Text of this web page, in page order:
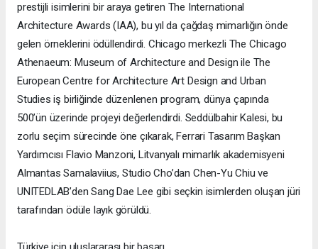
prestijli isimlerini bir araya getiren The International
Architecture Awards (IAA), bu yıl da çağdaş mimarlığın önde
gelen örneklerini ödüllendirdi. Chicago merkezli The Chicago
Athenaeum: Museum of Architecture and Design ile The
European Centre for Architecture Art Design and Urban
Studies iş birliğinde düzenlenen program, dünya çapında
500’ün üzerinde projeyi değerlendirdi. Seddülbahir Kalesi, bu
zorlu seçim sürecinde öne çıkarak, Ferrari Tasarım Başkan
Yardımcısı Flavio Manzoni, Litvanyalı mimarlık akademisyeni
Almantas Samalaviius, Studio Cho’dan Chen-Yu Chiu ve
UNITEDLAB’den Sang Dae Lee gibi seçkin isimlerden oluşan jüri
tarafından ödüle layık görüldü.